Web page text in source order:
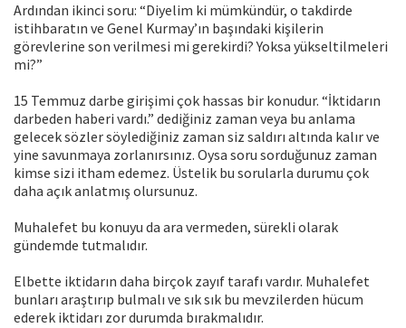
Ardından ikinci soru: “Diyelim ki mümkündür, o takdirde
istihbaratın ve Genel Kurmay’ın başındaki kişilerin
görevlerine son verilmesi mi gerekirdi? Yoksa yükseltilmeleri
mi?”
15 Temmuz darbe girişimi çok hassas bir konudur. “İktidarın
darbeden haberi vardı.” dediğiniz zaman veya bu anlama
gelecek sözler söylediğiniz zaman siz saldırı altında kalır ve
yine savunmaya zorlanırsınız. Oysa soru sorduğunuz zaman
kimse sizi itham edemez. Üstelik bu sorularla durumu çok
daha açık anlatmış olursunuz.
Muhalefet bu konuyu da ara vermeden, sürekli olarak
gündemde tutmalıdır.
Elbette iktidarın daha birçok zayıf tarafı vardır. Muhalefet
bunları araştırıp bulmalı ve sık sık bu mevzilerden hücum
ederek iktidarı zor durumda bırakmalıdır.